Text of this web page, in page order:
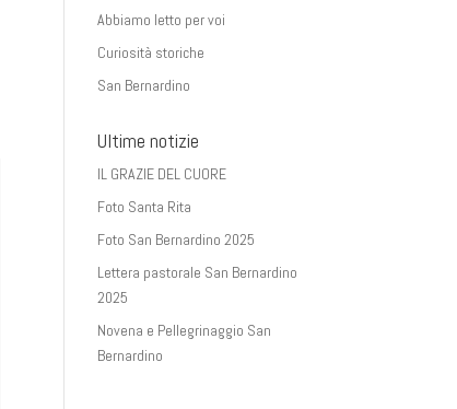
Abbiamo letto per voi
Curiosità storiche
San Bernardino
Ultime notizie
IL GRAZIE DEL CUORE
Foto Santa Rita
Foto San Bernardino 2025
Lettera pastorale San Bernardino
2025
Novena e Pellegrinaggio San
Bernardino